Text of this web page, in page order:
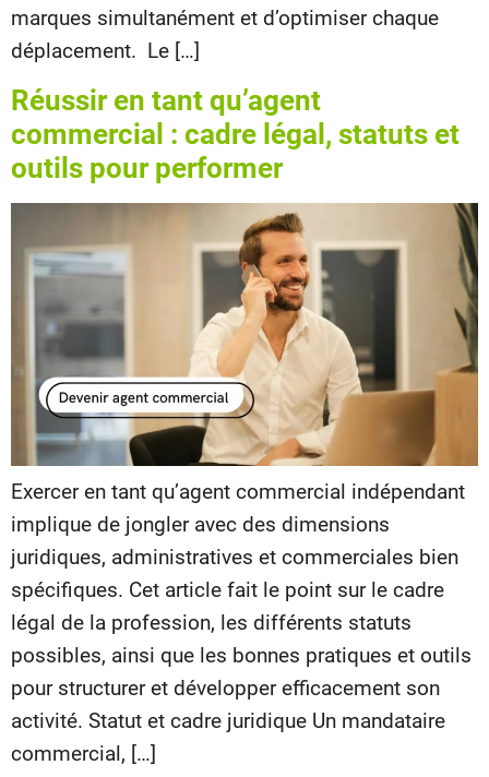
marques simultanément et d’optimiser chaque
déplacement. Le […]
Réussir en tant qu’agent
commercial : cadre légal, statuts et
outils pour performer
Exercer en tant qu’agent commercial indépendant
implique de jongler avec des dimensions
juridiques, administratives et commerciales bien
spécifiques. Cet article fait le point sur le cadre
légal de la profession, les différents statuts
possibles, ainsi que les bonnes pratiques et outils
pour structurer et développer efficacement son
activité. Statut et cadre juridique Un mandataire
commercial, […]